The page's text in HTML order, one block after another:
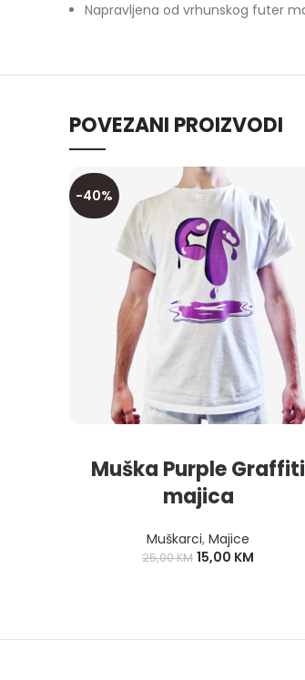
Napravljena od vrhunskog futer
POVEZANI PROIZVODI
-40%
Muška Purple Graffiti
majica
Muškarci, Majice
25,00KM 15,00 KM